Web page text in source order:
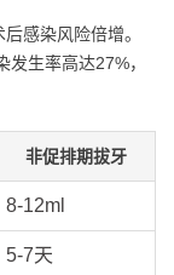
感染风险倍增。
生率高达27%，
非促排期拔牙
8-12ml
5-7天